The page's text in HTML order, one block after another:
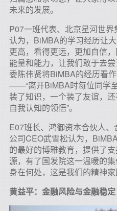
未来的发展。
P07一班代表、北京星河世
认为，BiMBA的学习经历让
更高，看得更远，更加自信
能量和能力，让我们敢于去
委陈伟贤将BiMBA的经历看
——“离开BiMBA时每位同学
装了知识，一个装了友谊，
自我认知的领悟”。
E07班长、鸿御资本合伙人
公司CEO武雪松认为，
的最好的博雅教育，提供了
源，有了国发院这一温暖的
身在何处，这是我们的精神家
黄益平：金融风险与金融稳定